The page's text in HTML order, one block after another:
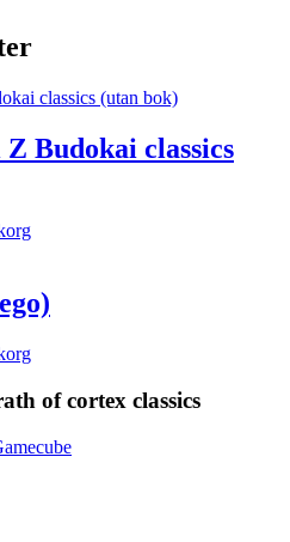
Budokai classics
of cortex classics